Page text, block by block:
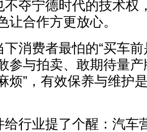
不夺宁德时代的技术权
让合作方更放心。
消费者最怕的“买车
参与拍卖、敢期待量
烦”，有效保养与维护
给行业提了个醒：汽车